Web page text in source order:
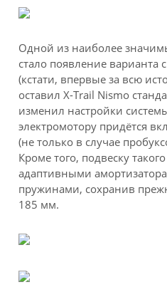
Одной из наиболее
стало появление варианта
(кстати, впервые за всю
оставил X-Trail Nismo
изменил настройки
электромотору придётся
(не только в случае
Кроме того, подвеску
адаптивными
пружинами, сохранив
185 мм.